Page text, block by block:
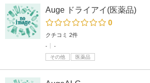
Auge ドライアイ(医薬品)
0
クチコミ 2件
-
-
その他
医薬品